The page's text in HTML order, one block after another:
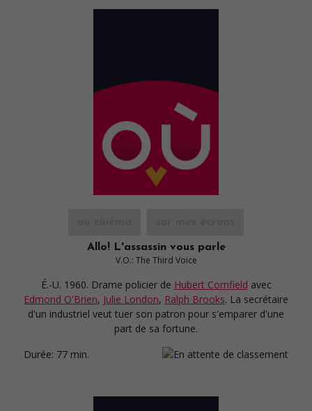
Allo! L'assassin vous parle
V.O.: The Third Voice
É.-U. 1960. Drame policier de Hubert Cornfield avec
Edmond O'Brien, Julie London, Ralph Brooks. La secrétaire
d'un industriel veut tuer son patron pour s'emparer d'une
part de sa fortune.
Durée: 77 min.